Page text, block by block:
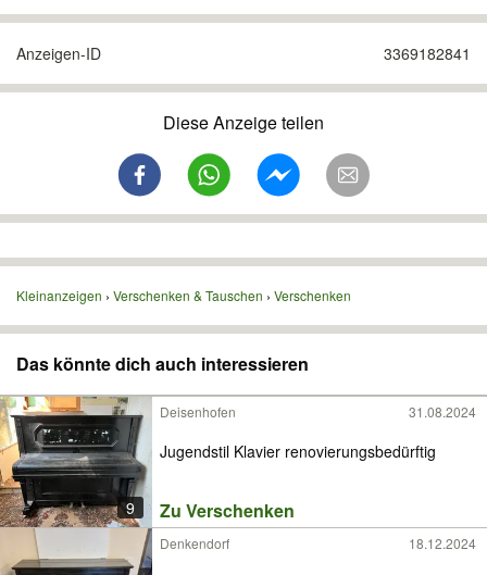
Anzeigen-ID 3369182841
Diese Anzeige teilen
Kleinanzeigen Verschenken & Tauschen Verschenken
Das könnte dich auch interessieren
9
Deisenhofen 31.08.2024
Jugendstil Klavier renovierungsbedürftig
Zu Verschenken
Denkendorf 18.12.2024